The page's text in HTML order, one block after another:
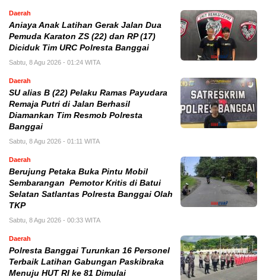
Daerah
Aniaya Anak Latihan Gerak Jalan Dua
Pemuda Karaton ZS (22) dan RP (17)
Diciduk Tim URC Polresta Banggai
Sabtu, 8 Agu 2026 - 01:24 WITA
Daerah
SU alias B (22) Pelaku Ramas Payudara
Remaja Putri di Jalan Berhasil
Diamankan Tim Resmob Polresta
Banggai
Sabtu, 8 Agu 2026 - 01:11 WITA
Daerah
Berujung Petaka Buka Pintu Mobil
Sembarangan Pemotor Kritis di Batui
Selatan Satlantas Polresta Banggai Olah
TKP
Sabtu, 8 Agu 2026 - 00:33 WITA
Daerah
Polresta Banggai Turunkan 16 Personel
Terbaik Latihan Gabungan Paskibraka
Menuju HUT RI ke 81 Dimulai